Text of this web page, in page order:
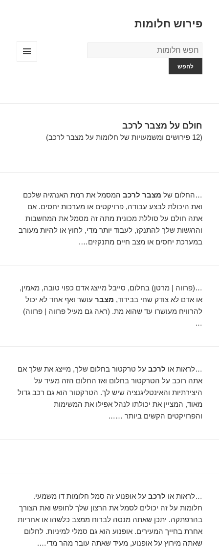
פירוש חלומות
מילון
החלומות
חולם על מצבר לרכב
(12 פירושים ומשמעויות של חלומות על מצבר לרכב)
…החלום של מצבר לרכב המסמל את רמת האנרגיה שלכם
ואת היכולת לבצע עבודה, פרויקטים או מערכות יחסים. אם
אתה חולם על סוללת מכונית מתה זה מסמל את המחשבות
והרגשות שלך להתנקז, לעבוד יותר מדי, לחוץ או להיות מעורב
במערכת יחסים או מצב חיים מתנקזים….
…(פרווה | מרטן) בחלום, סייבל מייצג אדם כפוי טובה, מאמין,
או אדם לא צודק שחי בבידוד, מצבר עושר ואף אחד לא יכול
להרוויח מעושרו עד שהוא מת. (ראה גם מעיל פרווה | פרווה)
…
…לראות או לרכב על טרקטור בחלום שלך, מייצג את שלך אם
אתה רוכב על הטרקטור בחלום ואז החלום הזה מעיד על
היצירתיות והאינטליגנציה שיש לך. הטרקטור הוא גם רכב גדול
מאוד, המציין את יכולתו לנהל אפילו את המשימות
והפרויקטים הקשים ביותר ……
…לראות או לרכב על אופנוע זה סמל חלומות דו משמעי.
חלומות על זה יכולים לסמל את הרצון שלך לחופש ואת הצורך
בהרפתקה. יתכן שאתה מנסה לברוח ממצב כלשהו או אחריות
אחרת בחייך המעירים. אופנוע הוא גם סמלי למיניות. לחלום
שאתה מירוץ על אופנוע, מעיד שאתה עובר מהר מדי….